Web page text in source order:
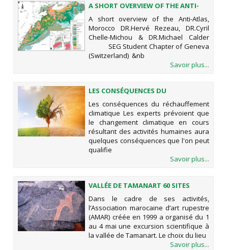
A SHORT OVERVIEW OF THE ANTI-
ATLAS, MOROCCO
A short overview of the Anti-Atlas,
Morocco DR.Hervé Rezeau, DR.Cyril
Chelle-Michou & DR.Michael Calder
SEG Student Chapter of Geneva
(Switzerland) &nb
Savoir plus...
LES CONSÉQUENCES DU
RÉCHAUFFEMENT CLIMATIQUE
Les conséquences du réchauffement
climatique Les experts prévoient que
le changement climatique en cours
résultant des activités humaines aura
quelques conséquences que l'on peut
qualifie
Savoir plus...
VALLÉE DE TAMANART 60 SITES
D’ART RUPESTRE PARSÈMENT LA
ZONE
Dans le cadre de ses activités,
l’Association marocaine d’art rupestre
(AMAR) créée en 1999 a organisé du 1
au 4 mai une excursion scientifique à
la vallée de Tamanart. Le choix du lieu
Savoir plus...